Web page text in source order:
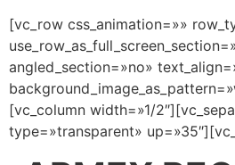
[vc_row css_animation=»»
angled_section=»no»
[vc_column width=»1/
type=»transparent»